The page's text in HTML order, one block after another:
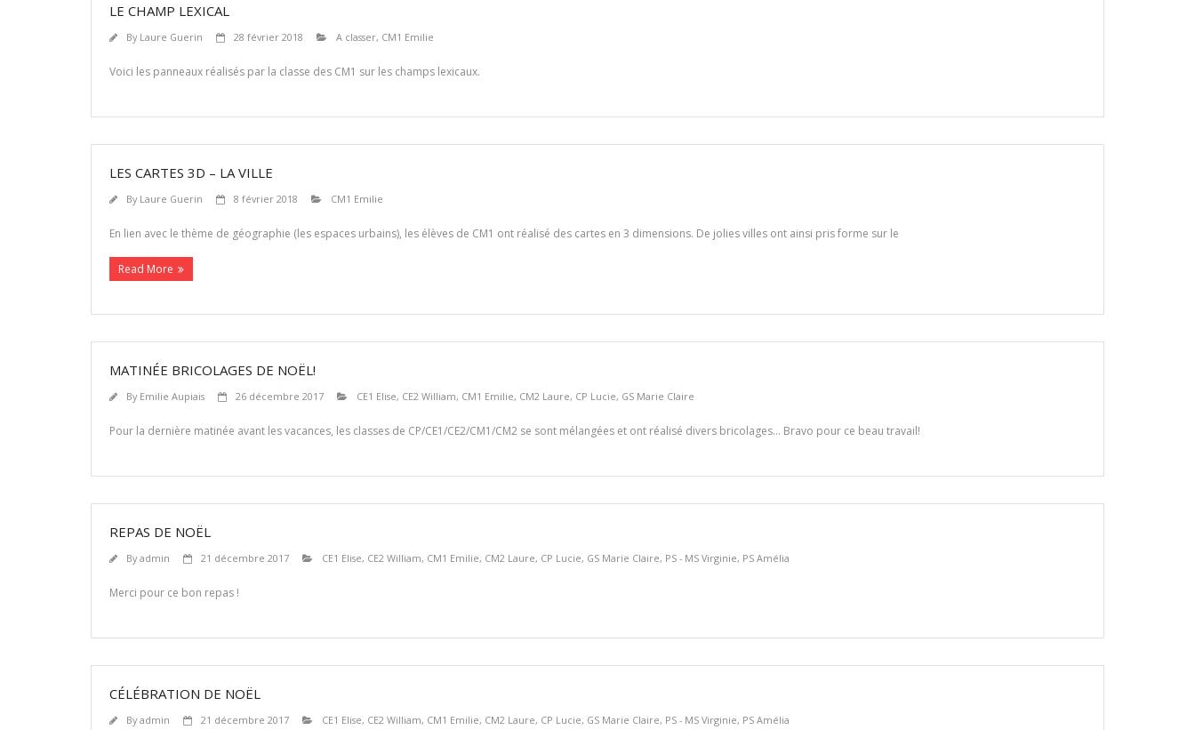
LE CHAMP LEXICAL
By Laure Guerin 28 février 2018 A classer, CM1 Emilie
Voici les panneaux réalisés par la classe des CM1 sur les champs lexicaux.
LES CARTES 3D – LA VILLE
By Laure Guerin 8 février 2018 CM1 Emilie
En lien avec le thème de géographie (les espaces urbains), les élèves de CM1 ont réalisé des cartes en 3 dimensions. De jolies villes ont ainsi pris forme sur le
Read More
MATINÉE BRICOLAGES DE NOËL!
By Emilie Aupiais 26 décembre 2017 CE1 Elise, CE2 William, CM1 Emilie, CM2 Laure, CP Lucie, GS Marie Claire
Pour la dernière matinée avant les vacances, les classes de CP/CE1/CE2/CM1/CM2 se sont mélangées et ont réalisé divers bricolages… Bravo pour ce beau travail!
REPAS DE NOËL
Byadmin 21 décembre 2017 CE1 Elise, CE2 William, CM1 Emilie, CM2 Laure, CP Lucie, GS Marie Claire, PS - MS Virginie, PS Amélia
Merci pour ce bon repas !
CÉLÉBRATION DE NOËL
Byadmin 21 décembre 2017 CE1 Elise, CE2 William, CM1 Emilie, CM2 Laure, CP Lucie, GS Marie Claire, PS - MS Virginie, PS Amélia